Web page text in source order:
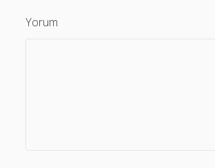
Yorum